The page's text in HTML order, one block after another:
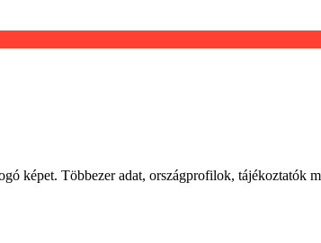
képet. Többezer adat, országprofilok, tájékoztatók